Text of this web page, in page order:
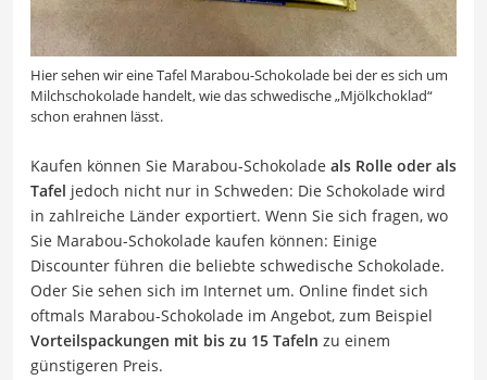
Hier sehen wir eine Tafel Marabou-Schokolade bei der es sich um
Milchschokolade handelt, wie das schwedische „Mjölkchoklad“
schon erahnen lässt.
Kaufen können Sie Marabou-Schokolade als Rolle oder als
Tafel jedoch nicht nur in Schweden: Die Schokolade wird
in zahlreiche Länder exportiert. Wenn Sie sich fragen, wo
Sie Marabou-Schokolade kaufen können: Einige
Discounter führen die beliebte schwedische Schokolade.
Oder Sie sehen sich im Internet um. Online findet sich
oftmals Marabou-Schokolade im Angebot, zum Beispiel
Vorteilspackungen mit bis zu 15 Tafeln zu einem
günstigeren Preis.